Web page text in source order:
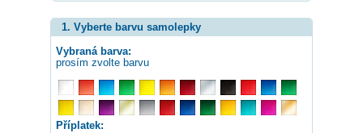
1. Vyberte barvu samolepky
Vybraná barva:
prosím zvolte barvu
Příplatek: